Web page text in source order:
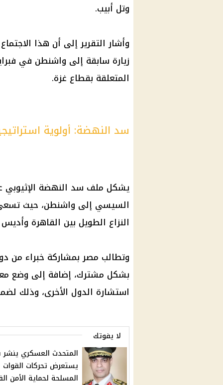
وتل أبيب.
وأشار التقرير إلى أن هذا
زيارة سابقة إلى واشنطن في
المتعلقة بقطاع غزة.
سد النهضة: أولوية
يشكل ملف سد النهضة الإثيوبي
السيسي إلى واشنطن، حيث
النزاع الطويل بين القاهرة وأديس
وتطالب مصر بمشاركة خبراء من
بشكل مشترك، إضافة إلى وضع
استشارة الدول الأخرى، وذلك
لا يفوتك
المتحدث العسكري ينشر
يستعرض تحركات القوات
المسلحة لحماية الأمن